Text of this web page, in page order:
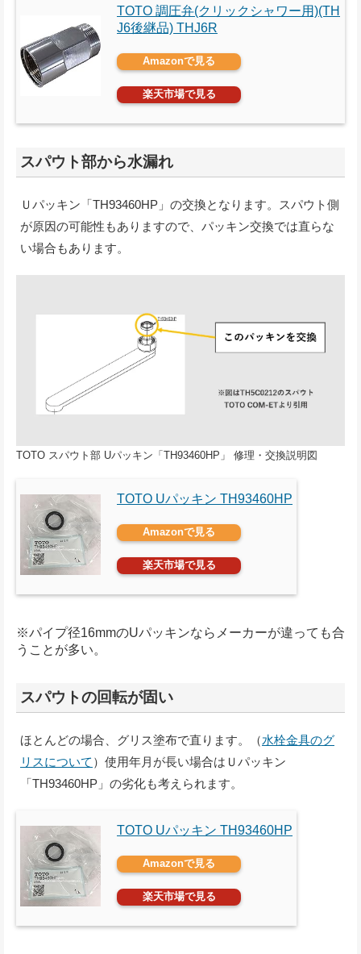
TOTO 調圧弁(クリックシャワー用)(TH
J6後継品) THJ6R
Amazonで見る
楽天市場で見る
スパウト部から水漏れ
Ｕパッキン「TH93460HP」の交換となります。スパウト側
が原因の可能性もありますので、パッキン交換では直らな
い場合もあります。
TOTO スパウト部 Uパッキン「TH93460HP」 修理・交換説明図
TOTO Uパッキン TH93460HP
Amazonで見る
楽天市場で見る
※パイプ径16mmのUパッキンならメーカーが違っても合
うことが多い。
スパウトの回転が固い
ほとんどの場合、グリス塗布で直ります。（水栓金具のグ
リスについて ）使用年月が長い場合はＵパッキン
「TH93460HP」の劣化も考えられます。
TOTO Uパッキン TH93460HP
Amazonで見る
楽天市場で見る